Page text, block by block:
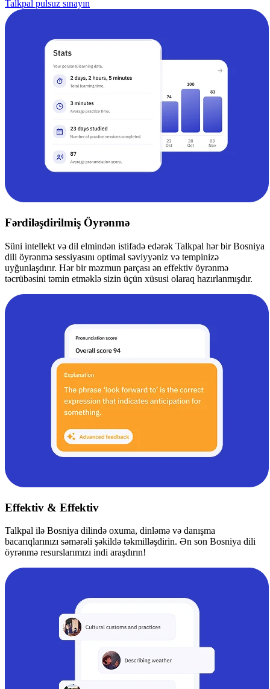
Talkpal pulsuz sınayın
Fərdiləşdirilmiş Öyrənmə
Süni intellekt və dil elmindən istifadə edərək Talkpal hər bir Bosniya
dili öyrənmə sessiyasını optimal səviyyəniz və tempinizə
uyğunlaşdırır. Hər bir məzmun parçası ən effektiv öyrənmə
təcrübəsini təmin etməklə sizin üçün xüsusi olaraq hazırlanmışdır.
Effektiv & Effektiv
Talkpal ilə Bosniya dilində oxuma, dinləmə və danışma
bacarıqlarınızı səmərəli şəkildə təkmilləşdirin. Ən son Bosniya dili
öyrənmə resurslarımızı indi araşdırın!